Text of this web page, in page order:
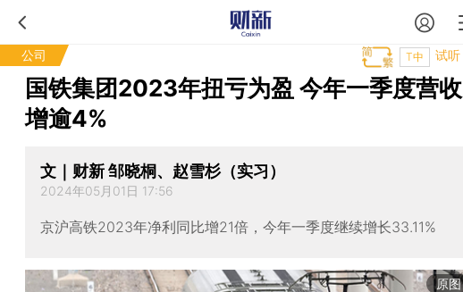
公司 试听
T中
国铁集团2023年扭亏为盈 今年一季度营收
增逾4%
文｜财新 邹晓桐、赵雪杉（实习）
2024年05月01日 17:56
京沪高铁2023年净利同比增21倍，今年一季度继续增长33.11%
原图